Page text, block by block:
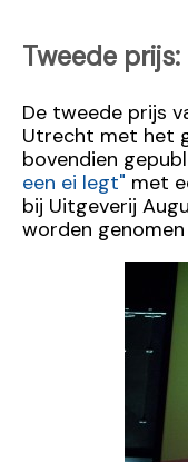
Tweede prijs:
De tweede prijs
Utrecht met het
bovendien
een ei legt" met
bij Uitgeverij
worden